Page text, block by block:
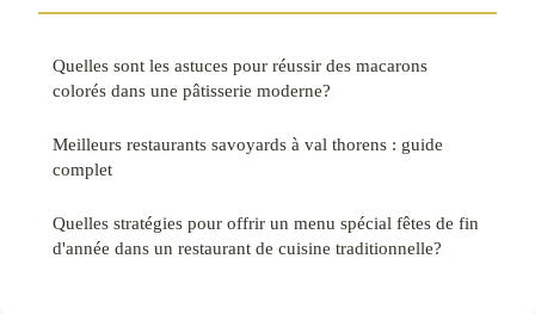
Quelles sont les astuces pour réussir des macarons
colorés dans une pâtisserie moderne?
Meilleurs restaurants savoyards à val thorens : guide
complet
Quelles stratégies pour offrir un menu spécial fêtes de fin
d'année dans un restaurant de cuisine traditionnelle?